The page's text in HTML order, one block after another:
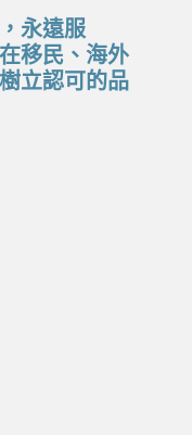
永遠服
移民、海外
立認可的品